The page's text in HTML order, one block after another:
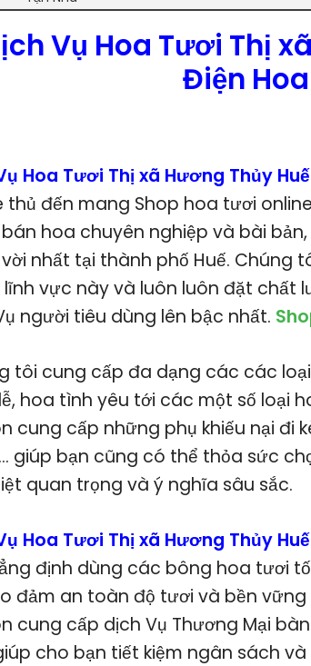
Vụ Hoa Tươi Thị
Điện
Hoa Tươi Thị xã Hương Thủy
thủ đến mang Shop hoa tươi
hoa chuyên nghiệp và bài
nhất tại thành phố Huế. Chúng
vực này và luôn luôn đặt chất
người tiêu dùng lên bậc nhất.
tôi cung cấp đa dạng các các
hoa tình yêu tới các một số loại
cung cấp những phụ khiếu nại đi
giúp bạn cũng có thể thỏa sức
quan trọng và ý nghĩa sâu sắc.
Hoa Tươi Thị xã Hương Thủy
định dùng các bông hoa tươi
đảm an toàn độ tươi và bền
cung cấp dịch Vụ Thương Mại
cho bạn tiết kiệm ngân sách